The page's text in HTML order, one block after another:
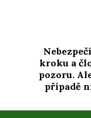
kroku a
pozoru.
případě